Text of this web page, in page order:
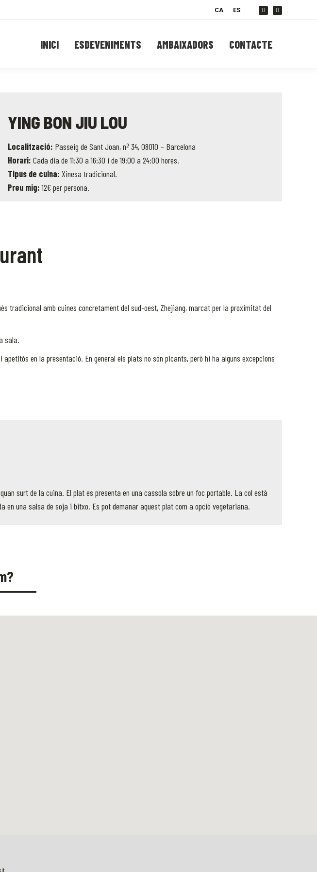
CA ES FacebookInstagram
INICI ESDEVENIMENTS AMBAIXADORS CONTACTE
YING BON JIU LOU
Localització: Passeig de Sant Joan, nº 34, 08010 – Barcelona
Horari: Cada dia de 11:30 a 16:30 i de 19:00 a 24:00 hores.
Tipus de cuina: Xinesa tradicional.
Preu mig:12€ per persona.
tradicional amb cuines concretament del sud-oest, Zhejiang, marcat per la proximitat del
sala.
en la presentació. En general els plats no són picants, però hi ha alguns excepcions
surt de la cuina. El plat es presenta en una cassola sobre un foc portable. La col està
en una salsa de soja i bitxo. Es pot demanar aquest plat com a opció vegetariana.